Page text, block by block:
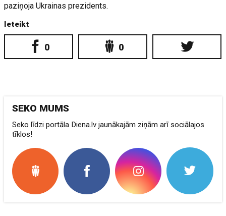
paziņoja Ukrainas prezidents.
Ieteikt
0 0
SEKO MUMS
Seko līdzi portāla Diena.lv jaunākajām ziņām arī sociālajos
tīklos!